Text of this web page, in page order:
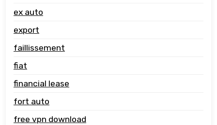
ex auto
export
faillissement
fiat
financial lease
fort auto
free vpn download